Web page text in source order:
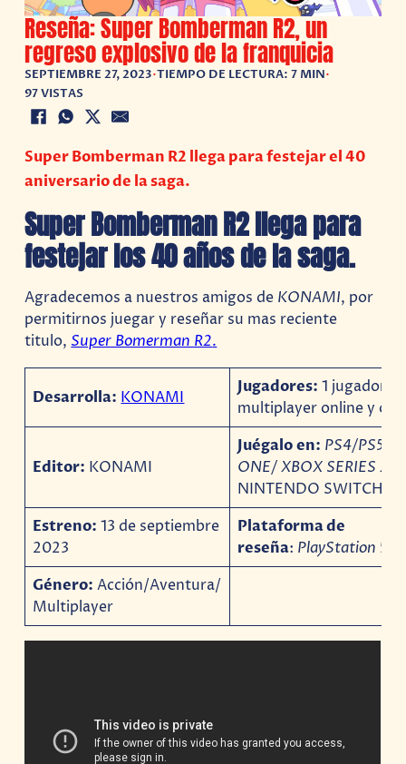
Reseña: Super Bomberman R2, un
regreso explosivo de la franquicia
SEPTIEMBRE 27, 2023•TIEMPO DE LECTURA: 7 MIN•
97 VISTAS
Super Bomberman R2 llega para festejar el 40
aniversario de la saga.
Super Bomberman R2 llega para
festejar los 40 años de la saga.
Agradecemos a nuestros amigos de KONAMI, por
permitirnos juegar y reseñar su mas reciente
titulo,Super Bomerman R2.
Desarrolla: KONAMI
Jugadores: 1 jugador/
multiplayer online y
Editor: KONAMI
Juégalo en: PS4/PS5/
ONE/ XBOX SERIES X
NINTENDO SWITCH
Estreno: 13 de septiembre
2023
Plataforma de
reseña: PlayStation 5
Género: Acción/Aventura/
Multiplayer